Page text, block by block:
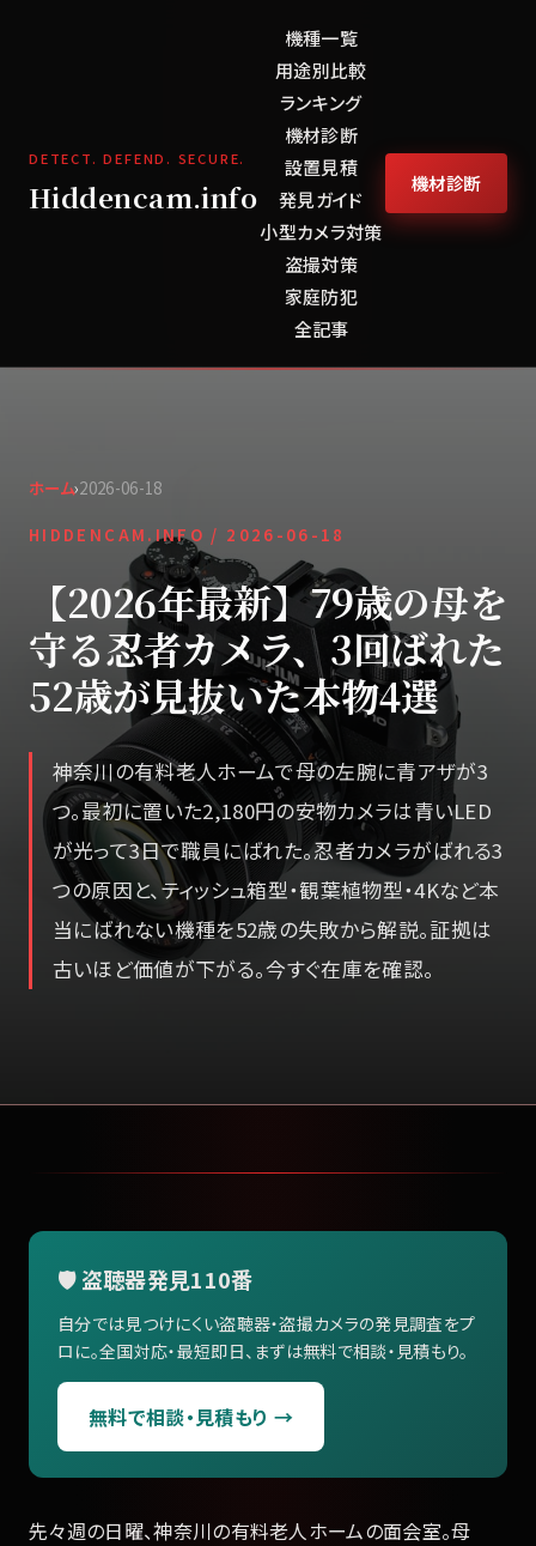
DETECT. DEFEND. SECURE.
Hiddencam.info
機種一覧
用途別比較
ランキング
機材診断
設置見積
発見ガイド
小型カメラ対策
盗撮対策
家庭防犯
全記事
機材診断
ホーム›2026-06-18
HIDDENCAM.INFO / 2026-06-18
【2026年最新】79歳の母を
守る忍者カメラ、3回ばれた
52歳が見抜いた本物4選
神奈川の有料老人ホームで母の左腕に青アザが3
つ。最初に置いた2,180円の安物カメラは青いLED
が光って3日で職員にばれた。忍者カメラがばれる3
つの原因と、ティッシュ箱型・観葉植物型・4Kなど本
当にばれない機種を52歳の失敗から解説。証拠は
古いほど価値が下がる。今すぐ在庫を確認。
🛡️ 盗聴器発見110番
自分では見つけにくい盗聴器・盗撮カメラの発見調査をプ
ロに。全国対応・最短即日、まずは無料で相談・見積もり。
無料で相談・見積もり →
先々週の日曜、神奈川の有料老人ホームの面会室。母